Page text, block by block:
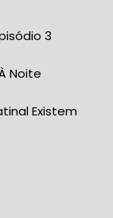
3
Noite
Existem